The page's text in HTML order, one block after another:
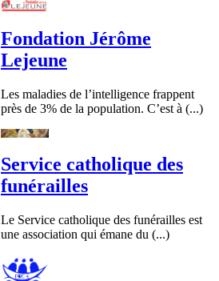
Fondation Jérôme
Lejeune
Les maladies de l’intelligence frappent
près de 3% de la population. C’est à (...)
Service catholique des
funérailles
Le Service catholique des funérailles est
une association qui émane du (...)